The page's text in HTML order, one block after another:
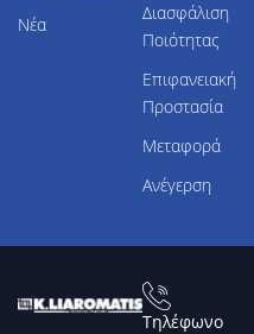
Νέα
Διασφάλιση
Ποιότητας
Επιφανειακή
Προστασία
Μεταφορά
Ανέγερση
Τηλέφωνο